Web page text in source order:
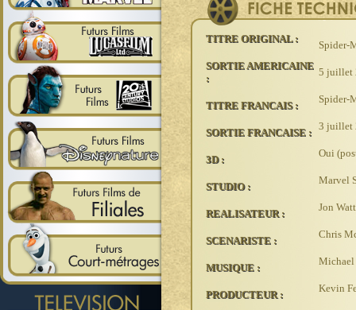
TITRE ORIGINAL :
SORTIE AMERICAINE
:
TITRE FRANCAIS :
SORTIE FRANCAISE :
3D :
STUDIO :
REALISATEUR :
SCENARISTE :
MUSIQUE :
PRODUCTEUR :
Spider-
5 juillet
Spider-
3 juillet
Oui
Marvel
Jon
Chris
Kevin